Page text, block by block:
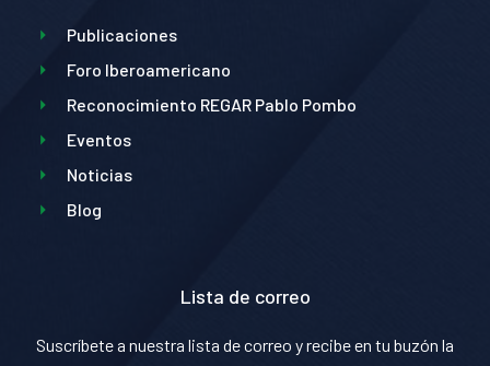
Publicaciones
Foro Iberoamericano
Reconocimiento REGAR Pablo Pombo
Eventos
Noticias
Blog
Lista de correo
Suscríbete a nuestra lista de correo y recibe en tu buzón la